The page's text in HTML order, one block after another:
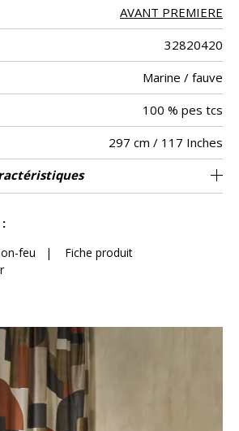
AVANT PREMIERE
32820420
Marine / fauve
100 % pes tcs
297 cm / 117 Inches
Raccord libre
De haut
167
Turquie
137 cm / 54 Inches
126 cm / 50 Inches
Les tissus peuvent être tournés pour la
avec changement d’aspect visuel
feu |
Fiche produit